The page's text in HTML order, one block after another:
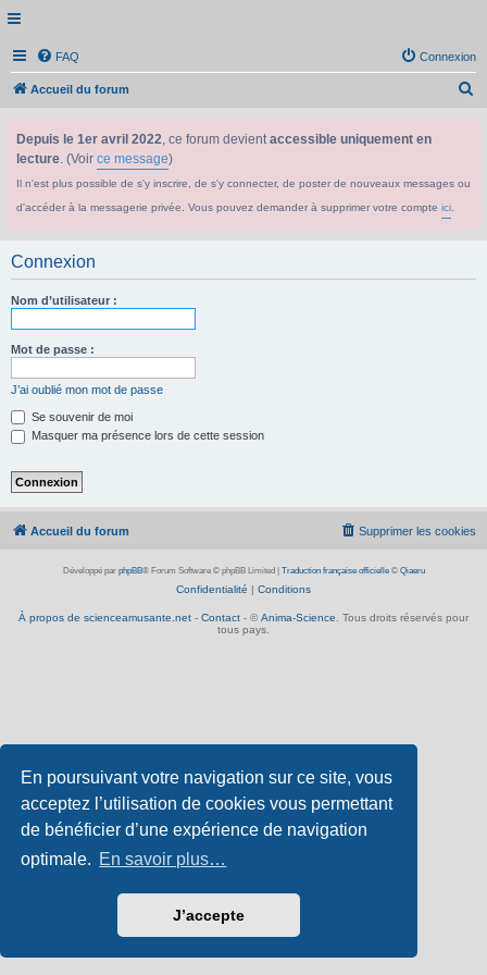
En poursuivant votre navigation sur ce site, vous
acceptez l’utilisation de cookies vous permettant
de bénéficier d’une expérience de navigation
optimale. En savoir plus…
J’accepte
FAQ Connexion
Accueil du forum
Depuis le 1er avril 2022, ce forum devientaccessible uniquement en
lecture. (Voir ce message)
Il n'est plus possible de s'y inscrire, de s'y connecter, de poster de nouveaux messages ou
d'accéder à la messagerie privée. Vous pouvez demander à supprimer votre compte ici
Connexion
Nom d’utilisateur :
Mot de passe :
J’ai oublié mon mot de passe
Se souvenir de moi
Masquer ma présence lors de cette session
Accueil du forum Supprimer les cookies
Développé par phpBB® Forum Software © phpBB Limited Traduction française officielle© Qiaeru
Confidentialité | Conditions
À propos de scienceamusante.net - Contact - © Anima-Science . Tous droits réservés pour
tous pays.